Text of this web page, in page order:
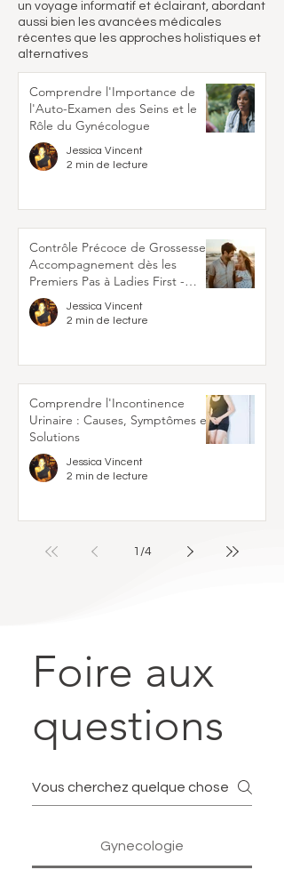
un voyage informatif et éclairant, abordant
aussi bien les avancées médicales
récentes que les approches holistiques et
alternatives
Comprendre l'Importance de
l'Auto-Examen des Seins et le
Rôle du Gynécologue
Jessica Vincent
2 min de lecture
Contrôle Précoce de Grossesse :
Accompagnement dès les
Premiers Pas à Ladies First -
Clinique de la Femme
Jessica Vincent
2 min de lecture
Comprendre l'Incontinence
Urinaire : Causes, Symptômes et
Solutions
Jessica Vincent
2 min de lecture
1 /4
Foire aux
questions
Gynecologie